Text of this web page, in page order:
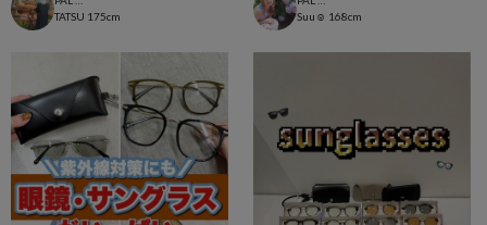
TATSU 175cm
Suu☺︎ 168cm